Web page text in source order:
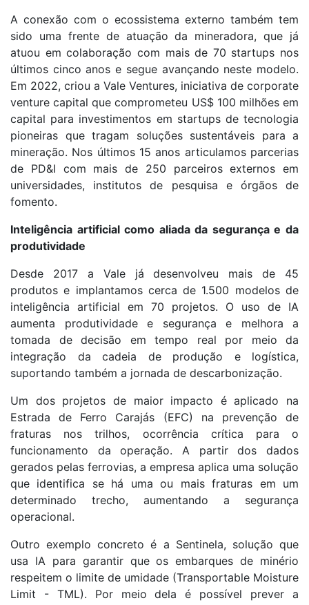
A conexão com o ecossistema externo também tem
sido uma frente de atuação da mineradora, que já
atuou em colaboração com mais de 70 startups nos
últimos cinco anos e segue avançando neste modelo.
Em 2022, criou a Vale Ventures, iniciativa de corporate
venture capital que comprometeu US$ 100 milhões em
capital para investimentos em startups de tecnologia
pioneiras que tragam soluções sustentáveis para a
mineração. Nos últimos 15 anos articulamos parcerias
de PD&I com mais de 250 parceiros externos em
universidades, institutos de pesquisa e órgãos de
fomento.
Inteligência artificial como aliada da segurança e da
produtividade
Desde 2017 a Vale já desenvolveu mais de 45
produtos e implantamos cerca de 1.500 modelos de
inteligência artificial em 70 projetos. O uso de IA
aumenta produtividade e segurança e melhora a
tomada de decisão em tempo real por meio da
integração da cadeia de produção e logística,
suportando também a jornada de descarbonização.
Um dos projetos de maior impacto é aplicado na
Estrada de Ferro Carajás (EFC) na prevenção de
fraturas nos trilhos, ocorrência crítica para o
funcionamento da operação. A partir dos dados
gerados pelas ferrovias, a empresa aplica uma solução
que identifica se há uma ou mais fraturas em um
determinado trecho, aumentando a segurança
operacional.
Outro exemplo concreto é a Sentinela, solução que
usa IA para garantir que os embarques de minério
respeitem o limite de umidade (Transportable Moisture
Limit - TML). Por meio dela é possível prever a